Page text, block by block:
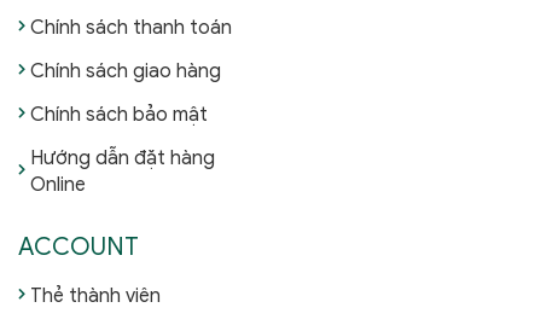
Chính sách thanh toán
Chính sách giao hàng
Chính sách bảo mật
Hướng dẫn đặt hàng
Online
ACCOUNT
Thẻ thành viên